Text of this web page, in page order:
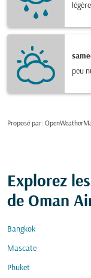
peu
Proposé par:
Explorez
de Oman
Bangkok
Mascate
Phuket